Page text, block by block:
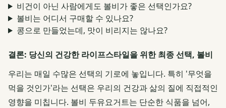
비건이 아닌 사람에게도 볼비가 좋은 선택인가요?
볼비는 어디서 구매할 수 있나요?
콩으로 만들었는데, 맛이 비리지는 않나요?
결론: 당신의 건강한 라이프스타일을 위한 최종 선택, 볼비
우리는 매일 수많은 선택의 기로에 놓입니다. 특히 '무엇을
먹을 것인가'라는 선택은 우리의 건강과 삶의 질에 직접적인
영향을 미칩니다. 볼비 두유요거트는 단순한 식품을 넘어,